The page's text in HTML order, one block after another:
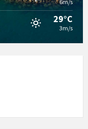
6m/s
29°C
3m/s